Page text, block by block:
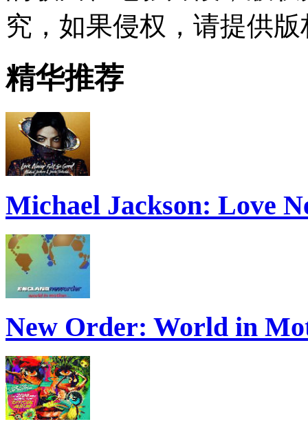
究，如果侵权，请提供
精华推荐
Michael Jackson: Love
New Order: World in